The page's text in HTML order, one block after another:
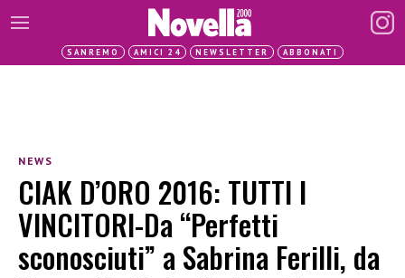
SANREMO AMICI 24 NEWSLETTER ABBONATI
NEWS
CIAK D’ORO 2016: TUTTI I
VINCITORI-Da “Perfetti
sconosciuti” a Sabrina Ferilli, da